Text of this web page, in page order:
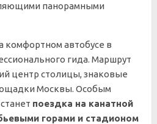
панорамными
комфортном автобусе в
гида. Маршрут
центр столицы, знаковые
Москвы. Особым
поездка на канатной
горами и стадионом